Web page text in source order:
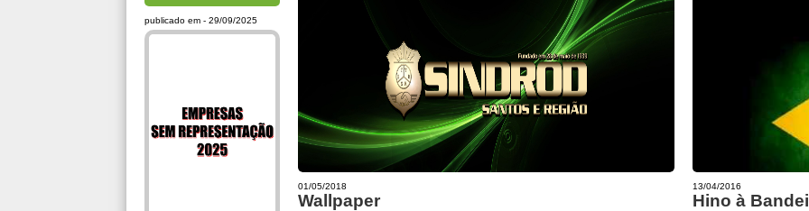
publicado em - 29/09/2025
01/05/2018
Wallpaper
13/04/2016
Hino à